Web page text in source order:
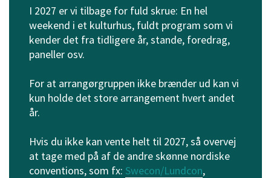
I 2027 er vi tilbage for fuld skrue: En hel
weekend i et kulturhus, fuldt program som vi
kender det fra tidligere år, stande, foredrag,
paneller osv.
For at arrangørgruppen ikke brænder ud kan vi
kun holde det store arrangement hvert andet
år.
Hvis du ikke kan vente helt til 2027, så overvej
at tage med på af de andre skønne nordiske
conventions, som fx: Swecon/Lundcon,